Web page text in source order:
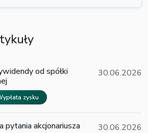
od spółki
zysku
30.06.2026
pytania akcjonariusza
30.06.2026